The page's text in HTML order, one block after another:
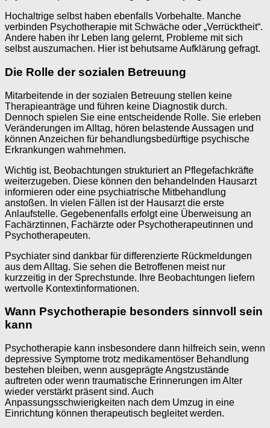
Hochaltrige selbst haben ebenfalls Vorbehalte. Manche
verbinden Psychotherapie mit Schwäche oder „Verrücktheit“.
Andere haben ihr Leben lang gelernt, Probleme mit sich
selbst auszumachen. Hier ist behutsame Aufklärung gefragt.
Die Rolle der sozialen Betreuung
Mitarbeitende in der sozialen Betreuung stellen keine
Therapieanträge und führen keine Diagnostik durch.
Dennoch spielen Sie eine entscheidende Rolle. Sie erleben
Veränderungen im Alltag, hören belastende Aussagen und
können Anzeichen für behandlungsbedürftige psychische
Erkrankungen wahrnehmen.
Wichtig ist, Beobachtungen strukturiert an Pflegefachkräfte
weiterzugeben. Diese können den behandelnden Hausarzt
informieren oder eine psychiatrische Mitbehandlung
anstoßen. In vielen Fällen ist der Hausarzt die erste
Anlaufstelle. Gegebenenfalls erfolgt eine Überweisung an
Fachärztinnen, Fachärzte oder Psychotherapeutinnen und
Psychotherapeuten.
Psychiater sind dankbar für differenzierte Rückmeldungen
aus dem Alltag. Sie sehen die Betroffenen meist nur
kurzzeitig in der Sprechstunde. Ihre Beobachtungen liefern
wertvolle Kontextinformationen.
Wann Psychotherapie besonders sinnvoll sein
kann
Psychotherapie kann insbesondere dann hilfreich sein, wenn
depressive Symptome trotz medikamentöser Behandlung
bestehen bleiben, wenn ausgeprägte Angstzustände
auftreten oder wenn traumatische Erinnerungen im Alter
wieder verstärkt präsent sind. Auch
Anpassungsschwierigkeiten nach dem Umzug in eine
Einrichtung können therapeutisch begleitet werden.